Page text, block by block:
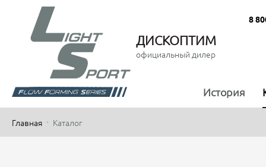
ДИСКОПТИМ
официальный дилер
8
История
Главная Каталог